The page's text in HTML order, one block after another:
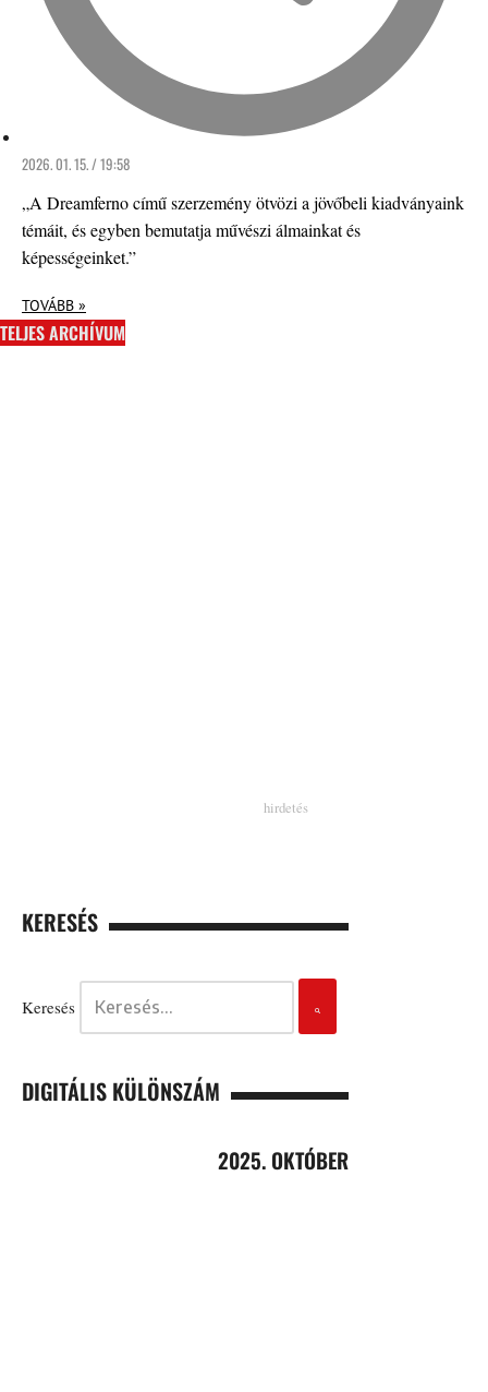
2026. 01. 15. / 19:58
„A Dreamferno című szerzemény ötvözi a jövőbeli kiadványaink
témáit, és egyben bemutatja művészi álmainkat és
képességeinket.”
TOVÁBB »
TELJES ARCHÍVUM
KERESÉS
Keresés
DIGITÁLIS KÜLÖNSZÁM
2025. OKTÓBER